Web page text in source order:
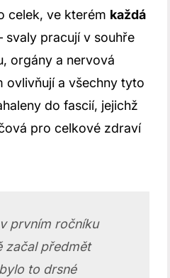
celek, ve kterém každá
svaly pracují v souhře
orgány a nervová
ovlivňují a všechny tyto
do fascií, jejichž
pro celkové zdraví
prvním ročníku
začal předmět
to drsné